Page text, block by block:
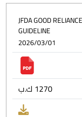
JFDA GOOD
GUIDELINE
2026/03/01
1270 ك.ب